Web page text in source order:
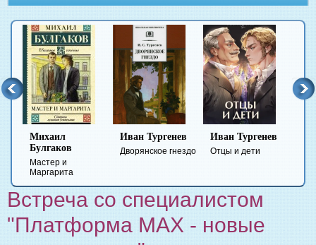
Иван Тургенев
Дворянское гнездо
Иван Тургенев
Отцы и дети
Федор
Достоевский
Встреча со специалистом
"Платформа MAX - новые